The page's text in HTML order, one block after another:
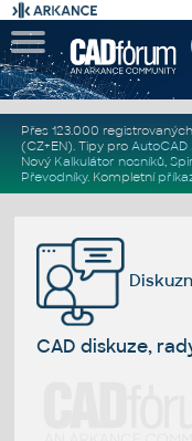
Přes 123.000
(CZ+EN). Tipy pro AutoCAD
Nový Kalkulátor nosníků,
Převodníky. Kompletní
CAD diskuze,